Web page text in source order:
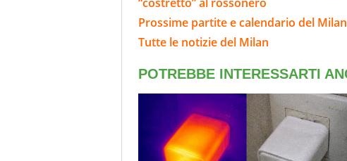
Prossime partite e calendario del Milan
Tutte le notizie del Milan